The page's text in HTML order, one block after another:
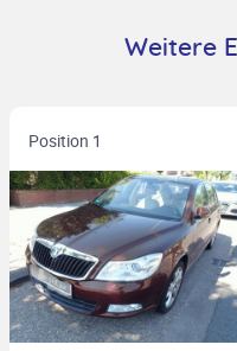
Weitere
Position 1